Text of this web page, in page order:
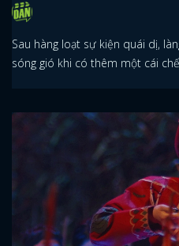
Sau hàng loạt sự kiện quái dị,
sóng gió khi có thêm một cái